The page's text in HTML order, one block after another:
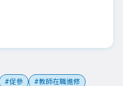
促參
教師在職進修